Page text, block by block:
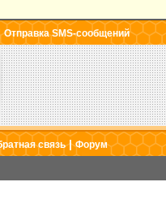
Отправка SMS-сообщений
связь|Форум